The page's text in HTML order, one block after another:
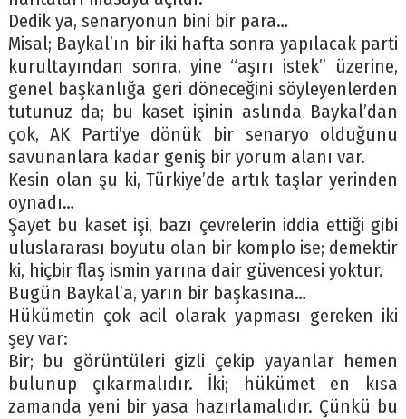
Dedik ya, senaryonun bini bir para…
Misal; Baykal’ın bir iki hafta sonra yapılacak parti
kurultayından sonra, yine “aşırı istek” üzerine,
genel başkanlığa geri döneceğini söyleyenlerden
tutunuz da; bu kaset işinin aslında Baykal’dan
çok, AK Parti’ye dönük bir senaryo olduğunu
savunanlara kadar geniş bir yorum alanı var.
Kesin olan şu ki, Türkiye’de artık taşlar yerinden
oynadı…
Şayet bu kaset işi, bazı çevrelerin iddia ettiği gibi
uluslararası boyutu olan bir komplo ise; demektir
ki, hiçbir flaş ismin yarına dair güvencesi yoktur.
Bugün Baykal’a, yarın bir başkasına…
Hükümetin çok acil olarak yapması gereken iki
şey var:
Bir; bu görüntüleri gizli çekip yayanlar hemen
bulunup çıkarmalıdır. İki; hükümet en kısa
zamanda yeni bir yasa hazırlamalıdır. Çünkü bu